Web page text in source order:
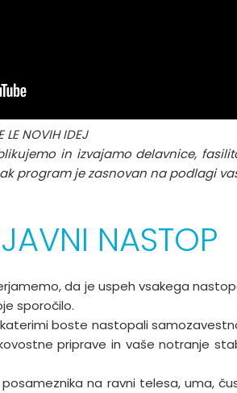
LE NOVIH IDEJ
in izvajamo delavnice,
program je zasnovan na podlagi
NASTOP
da je uspeh vsakega
sporočilo.
boste nastopali
priprave in vaše notranje
na ravni telesa, uma,